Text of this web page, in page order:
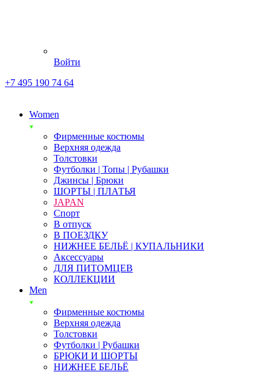
Войти
+7 495 190 74 64
Women
Фирменные костюмы
Верхняя одежда
Толстовки
Футболки | Топы | Рубашки
Джинсы | Брюки
ШОРТЫ | ПЛАТЬЯ
JAPAN
Спорт
В отпуск
В ПОЕЗДКУ
НИЖНЕЕ БЕЛЬЁ | КУПАЛЬНИКИ
Аксессуары
ДЛЯ ПИТОМЦЕВ
КОЛЛЕКЦИИ
Men
Фирменные костюмы
Верхняя одежда
Толстовки
Футболки | Рубашки
БРЮКИ И ШОРТЫ
НИЖНЕЕ БЕЛЬЁ